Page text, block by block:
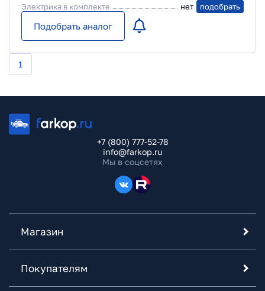
Электрика в комплекте
нет подобрать
Подобрать аналог
1
+7 (800) 777-52-78
info@farkop.ru
Мы в соцсетях
Магазин
Покупателям